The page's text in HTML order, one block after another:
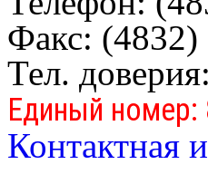
Факс: (4832)
Тел.
Единый номер:
Контактная